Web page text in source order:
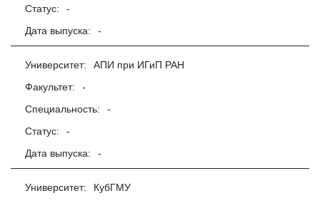
Статус:
-
Дата выпуска:
-
Университет:
АПИ при ИГиП РАН
Факультет:
-
Специальность:
-
Статус:
-
Дата выпуска:
-
Университет:
КубГМУ